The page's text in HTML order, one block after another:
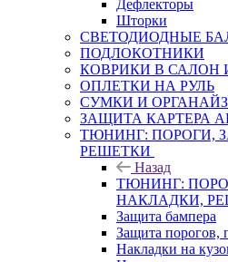
Дефлекторы
Шторки
СВЕТОДИОДНЫЕ
ПОДЛОКОТНИКИ
КОВРИКИ В САЛОН
ОПЛЕТКИ НА РУЛЬ
СУМКИ И
ЗАЩИТА КАРТЕРА
ТЮНИНГ: ПОРОГИ,
РЕШЕТКИ
Назад
ТЮНИНГ:
НАКЛАДКИ,
Защита бампера
Защита порогов,
Накладки на